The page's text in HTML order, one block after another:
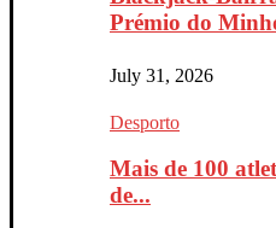
Prémio do
July 31, 2026
Desporto
Mais de 100
de...